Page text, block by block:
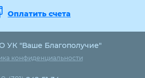
Оплатить счета
УК "Ваше Благополучие"
конфиденциальности